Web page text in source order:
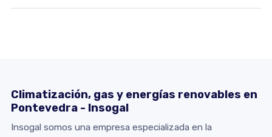
Climatización, gas y energías renovables en
Pontevedra - Insogal
Insogal somos una empresa especializada en la